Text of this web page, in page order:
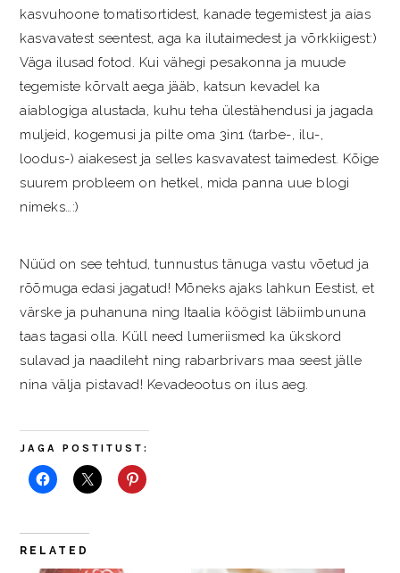
kasvuhoone tomatisortidest, kanade tegemistest ja aias
kasvavatest seentest, aga ka ilutaimedest ja võrkkiigest:)
Väga ilusad fotod. Kui vähegi pesakonna ja muude
tegemiste kõrvalt aega jääb, katsun kevadel ka
aiablogiga alustada, kuhu teha ülestähendusi ja jagada
muljeid, kogemusi ja pilte oma 3in1 (tarbe-, ilu-,
loodus-) aiakesest ja selles kasvavatest taimedest. Kõige
suurem probleem on hetkel, mida panna uue blogi
nimeks…:)
Nüüd on see tehtud, tunnustus tänuga vastu võetud ja
rõõmuga edasi jagatud! Mõneks ajaks lahkun Eestist, et
värske ja puhanuna ning Itaalia köögist läbiimbununa
taas tagasi olla. Küll need lumeriismed ka ükskord
sulavad ja naadileht ning rabarbrivars maa seest jälle
nina välja pistavad! Kevadeootus on ilus aeg.
JAGA POSTITUST:
RELATED